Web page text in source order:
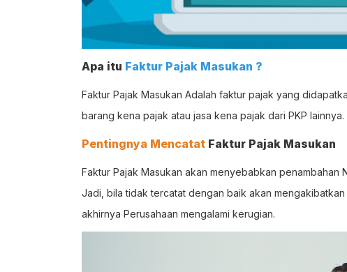
Apa itu Faktur Pajak Masukan ?
Faktur Pajak Masukan Adalah faktur pajak yang
barang kena pajak atau jasa kena pajak dari PKP lainnya.
Pentingnya Mencatat Faktur Pajak Masukan
Faktur Pajak Masukan akan menyebabkan penambahan
Jadi, bila tidak tercatat dengan baik akan
akhirnya Perusahaan mengalami kerugian.